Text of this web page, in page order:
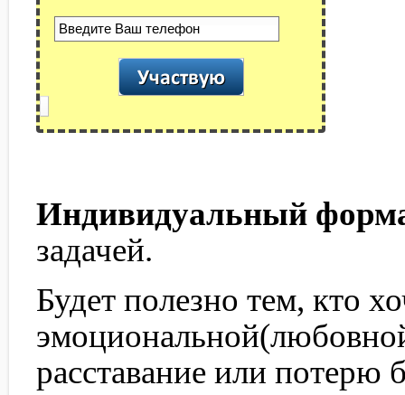
Индивидуальный
задачей.
Будет полезно тем, кто
расставание или потерю